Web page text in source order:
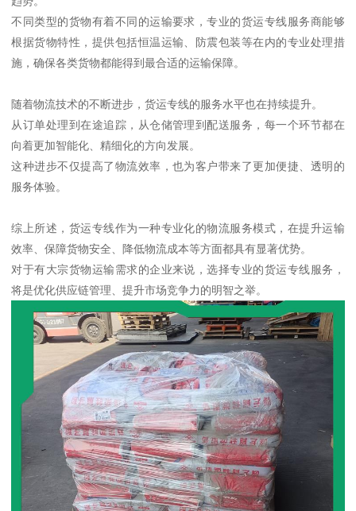
不同类型的货物有着不同的运输要求，专业的货运专线服务商能够
根据货物特性，提供包括恒温运输、防震包装等在内的专业处理措
施，确保各类货物都能得到最合适的运输保障。
随着物流技术的不断进步，货运专线的服务水平也在持续提升。
从订单处理到在途追踪，从仓储管理到配送服务，每一个环节都在
向着更加智能化、精细化的方向发展。
这种进步不仅提高了物流效率，也为客户带来了更加便捷、透明的
服务体验。
综上所述，货运专线作为一种专业化的物流服务模式，在提升运输
效率、保障货物安全、降低物流成本等方面都具有显著优势。
对于有大宗货物运输需求的企业来说，选择专业的货运专线服务，
将是优化供应链管理、提升市场竞争力的明智之举。